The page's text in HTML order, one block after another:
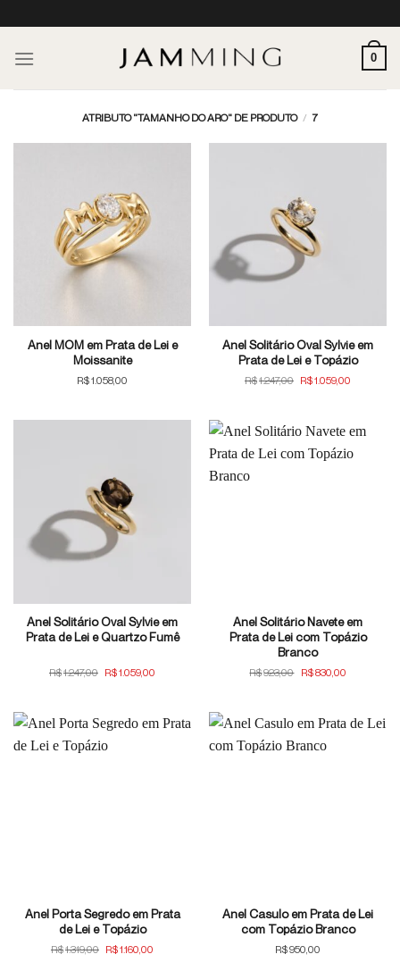
to
content
0
ATRIBUTO "TAMANHO DO ARO" DE PRODUTO / 7
Anel MOM em Prata de Lei e
Moissanite
R$1.058,00
Anel Solitário Oval Sylvie em
Prata de Lei e Topázio
R$1.247,00 O
R$1.247,00.
R$1.059,00
Anel Solitário Oval Sylvie em
Prata de Lei e Quartzo Fumê
R$1.247,00 O
R$1.247,00.
R$1.059,00
R$1.059,00.
Anel Solitário Navete em
Prata de Lei com Topázio
Branco
R$923,00 O
R$923,00.
R$830,00O
Anel Porta Segredo em Prata
de Lei e Topázio
R$1.319,00 O
R$1.160,00
Anel Casulo em Prata de Lei
com Topázio Branco
R$950,00